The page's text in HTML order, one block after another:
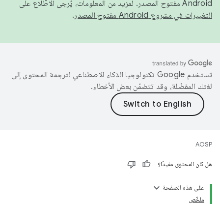
Android مفتوح المصدر. لمزيد من المعلومات، يُرجى الاطّلاع على
التغييرات في مشروع Android مفتوح المصدر
.
تستخدم Google تكنولوجيا الذكاء الاصطناعي لترجمة المحتوى إلى
لغتك المفضّلة، وقد تتضمّن بعض الأخطاء.
AOSP
هل كان المحتوى مفيدًا؟
على هذه الصفحة
ملخّص